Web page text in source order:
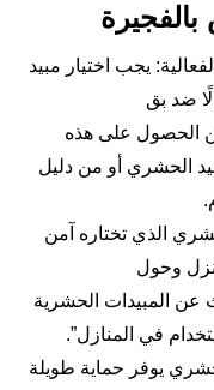
يجب اختيار مبيد
ضد بق
الحصول على هذه
الحشري أو من دليل
الذي تختاره آمن
وحول
عن المبيدات الحشرية
في المنازل”.
حشري يوفر حماية طويلة